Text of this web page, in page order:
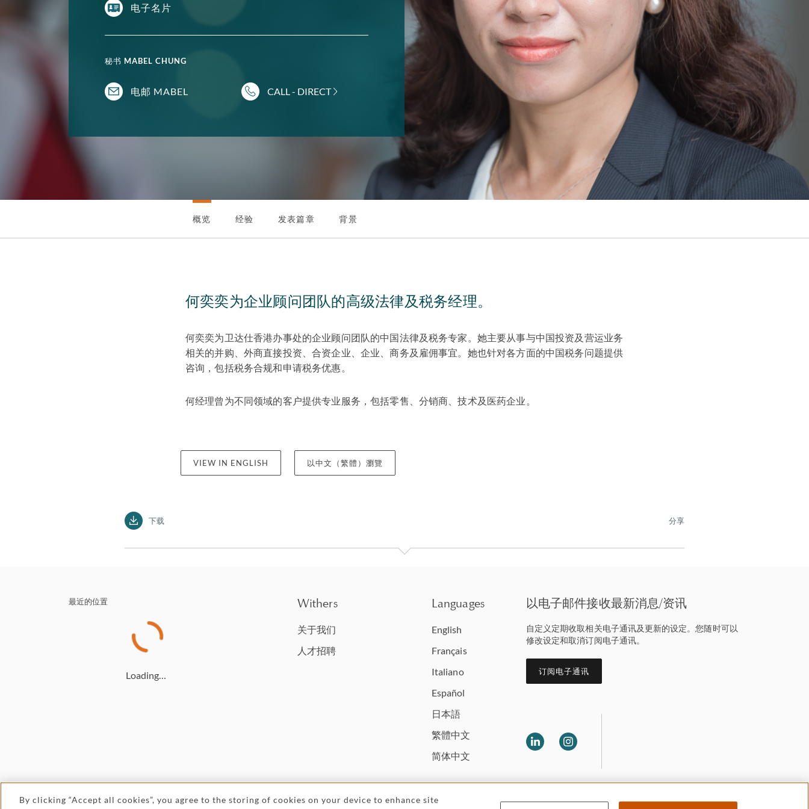
电子名片
秘书 MABEL CHUNG
电邮 MABEL CALL - DIRECT
概览 经验 发表篇章 背景
何奕奕为企业顾问团队的高级法律及税务经理。
何奕奕为卫达仕香港办事处的企业顾问团队的中国法律及税务专家。她主要从事与中国投资及营运业务
相关的并购、外商直接投资、合资企业、企业、商务及雇佣事宜。她也针对各方面的中国税务问题提供
咨询，包括税务合规和申请税务优惠。
何经理曾为不同领域的客户提供专业服务，包括零售、分销商、技术及医药企业。
VIEW IN ENGLISH 以中文（繁體）瀏覽
下载 分享
最近的位置
Loading…
Withers
关于我们
人才招聘
Languages
English
Français
Italiano
Español
日本語
繁體中文
简体中文
以电子邮件接收最新消息/资讯
自定义定期收取相关电子通讯及更新的设定。您随时可以
修改设定和取消订阅电子通讯。
订阅电子通讯
By clicking “Accept all cookies”, you agree to the storing of cookies on your device to enhance site